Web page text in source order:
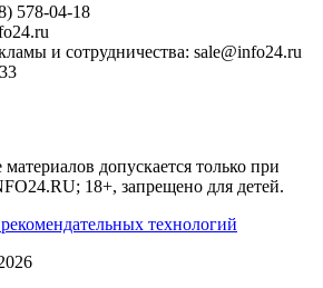
578-04-18
и сотрудничества: sale@info24.ru
допускается только при
18+, запрещено для детей.
технологий